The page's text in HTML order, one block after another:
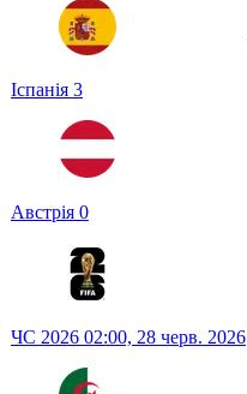
Іспанія 3
Австрія 0
ЧС 2026 02:00, 28 черв. 2026